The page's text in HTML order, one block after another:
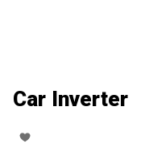
Car Inverter